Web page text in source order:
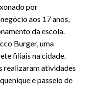
por
aos 17 anos,
da escola.
Burger, uma
filiais na cidade.
realizaram atividades
e passeio de